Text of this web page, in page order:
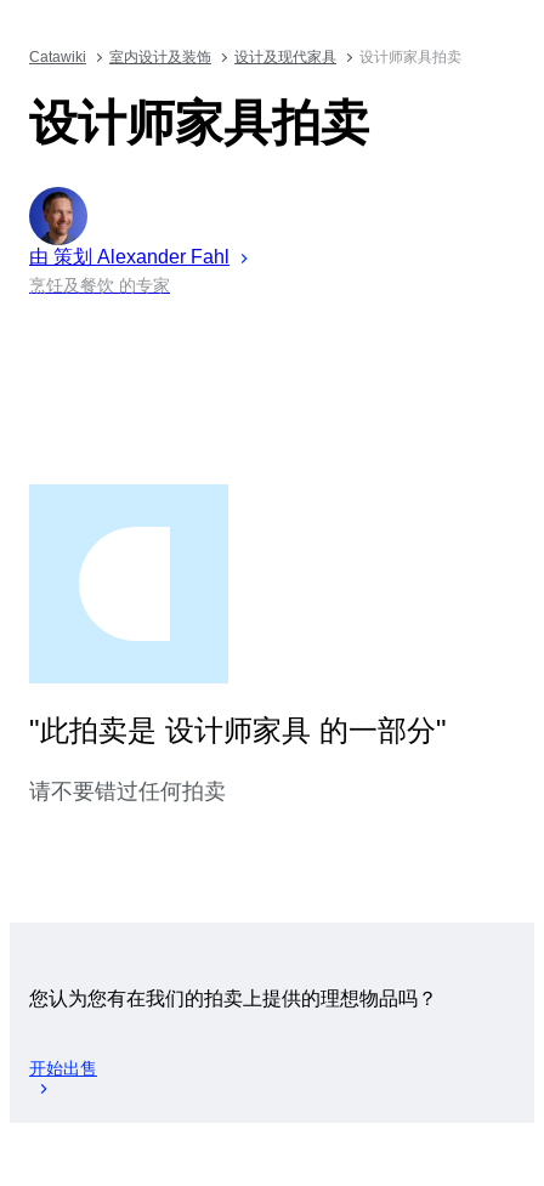
Catawiki 室内设计及装饰 设计及现代家具 设计师家具拍卖
设计师家具拍卖
由 策划 Alexander Fahl
烹饪及餐饮 的专家
"此拍卖是 设计师家具 的一部分"
请不要错过任何拍卖
您认为您有在我们的拍卖上提供的理想物品吗？
开始出售